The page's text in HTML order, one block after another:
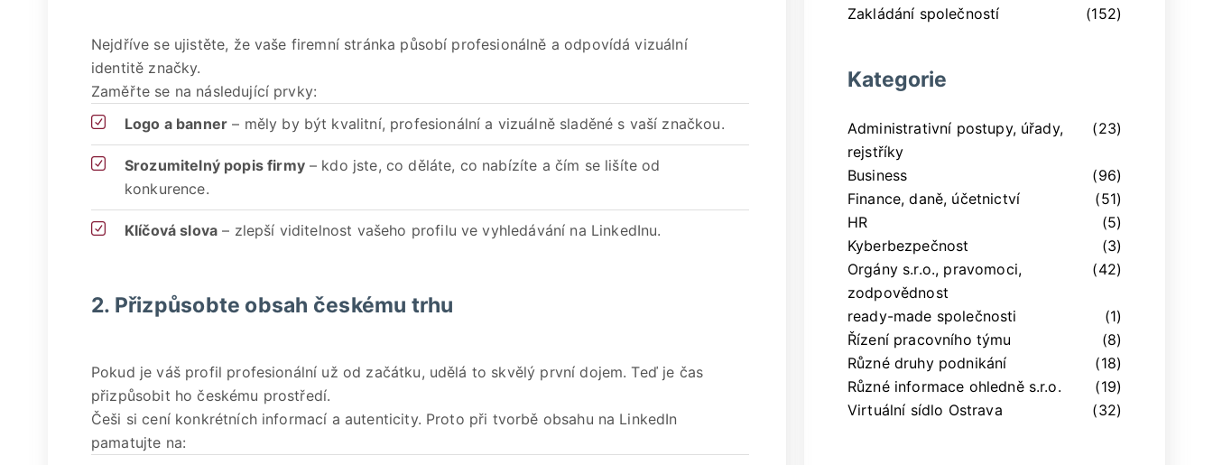
Nejdříve se ujistěte, že vaše firemní stránka působí profesionálně a odpovídá vizuální
identitě značky.
Zaměřte se na následující prvky:
Logo a banner – měly by být kvalitní, profesionální a vizuálně sladěné s vaší značkou.
Srozumitelný popis firmy– kdo jste, co děláte, co nabízíte a čím se lišíte od
konkurence.
Klíčová slova – zlepší viditelnost vašeho profilu ve vyhledávání na LinkedInu.
2. Přizpůsobte obsah českému trhu
Pokud je váš profil profesionální už od začátku, udělá to skvělý první dojem. Teď je čas
přizpůsobit ho českému prostředí.
Češi si cení konkrétních informací a autenticity. Proto při tvorbě obsahu na LinkedIn
pamatujte na:
Zakládání společností
(152)
Kategorie
Administrativní postupy, úřady,
rejstříky
(23)
Business
(96)
Finance, daně, účetnictví
(51)
HR
(5)
Kyberbezpečnost
(3)
Orgány s.r.o., pravomoci,
zodpovědnost
(42)
ready-made společnosti
(1)
Řízení pracovního týmu
(8)
Různé druhy podnikání
(18)
Různé informace ohledně s.r.o.
(19)
Virtuální sídlo Ostrava
(32)